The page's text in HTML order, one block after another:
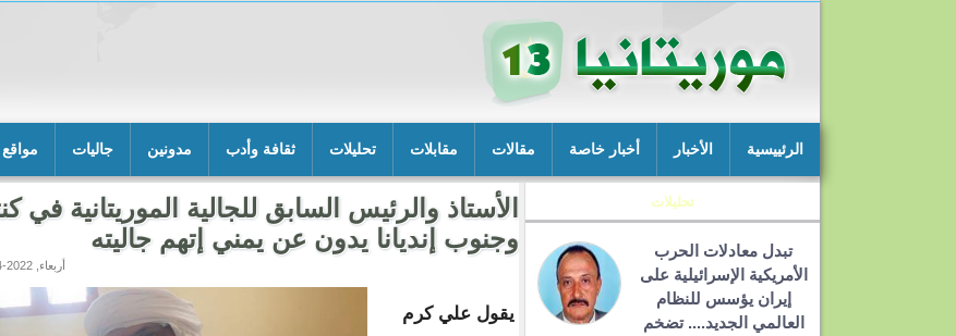
الرئييسية الأخبار أخبار خاصة مقالات مقابلات تحليلات ثقافة وأدب مدونين جاليات مواقع
تحليلات
تبدل معادلات الحرب
الأمريكية الإسرائيلية على
إيران يؤسس للنظام
العالمي الجديد.... تضخم
الأستاذ والرئيس السابق للجالية الموريتانية في
وجنوب إنديانا يدون عن يمني إتهم جاليته
أربعاء, 2022-04-20 01:06
يقول علي كرم